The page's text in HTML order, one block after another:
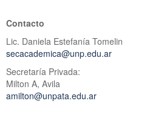
Contacto
Lic. Daniela Estefanía Tomelin
secacademica@unp.edu.ar
Secretaría Privada:
Milton A, Avila
amilton@unpata.edu.ar